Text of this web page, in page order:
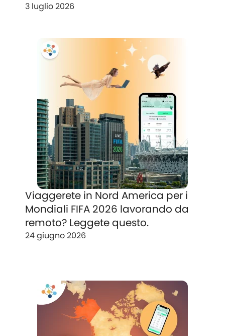
3 luglio 2026
Viaggerete in Nord America per i
Mondiali FIFA 2026 lavorando da
remoto? Leggete questo.
24 giugno 2026